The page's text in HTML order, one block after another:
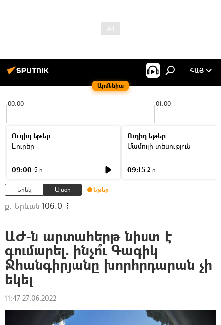
Արմենիա
ՀԱՅ
00:00 01:00
Ուղիղ եթեր
Լուրեր
09:00 5 ր
Ուղիղ եթեր
Մամուլի տեսություն
09:15 2 ր
Երեկ Այսօր Եթեր
ք. Երևան 106.0
ԱԺ-ն արտահերթ նիստ է
գումարել. ինչո՞ւ Գագիկ
Ջհանգիրյանը խորհրդարան չի
եկել
11:47 27.06.2022